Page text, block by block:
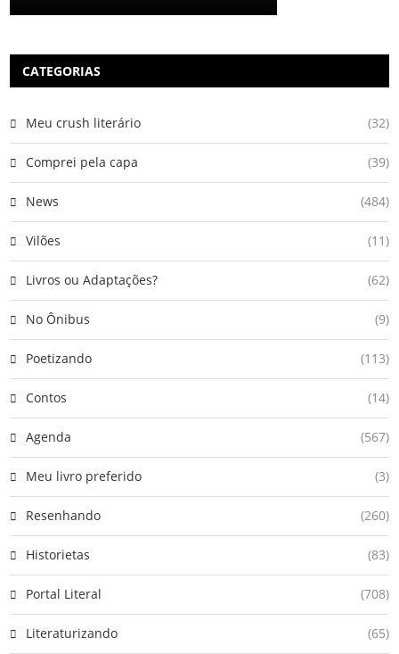
CATEGORIAS
Meu crush literário (32)
Comprei pela capa (39)
News (484)
Vilões (11)
Livros ou Adaptações? (62)
No Ônibus (9)
Poetizando (113)
Contos (14)
Agenda (567)
Meu livro preferido (3)
Resenhando (260)
Historietas (83)
Portal Literal (708)
Literaturizando (65)